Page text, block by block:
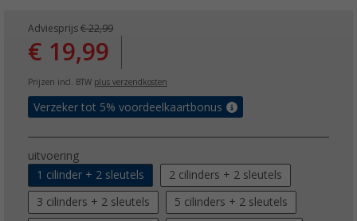
Adviesprijs € 22,99
€ 19,99
Prijzen incl. BTW plus verzendkosten
Verzeker tot 5% voordeelkaartbonus
uitvoering
1 cilinder + 2 sleutels
2 cilinders + 2 sleutels
3 cilinders + 2 sleutels 5 cilinders + 2 sleutels